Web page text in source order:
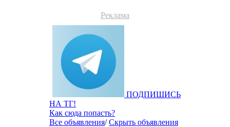
Реклама
ПОДПИШИСЬ
НА ТГ!
Как сюда попасть?
Все объявления/Скрыть объявления